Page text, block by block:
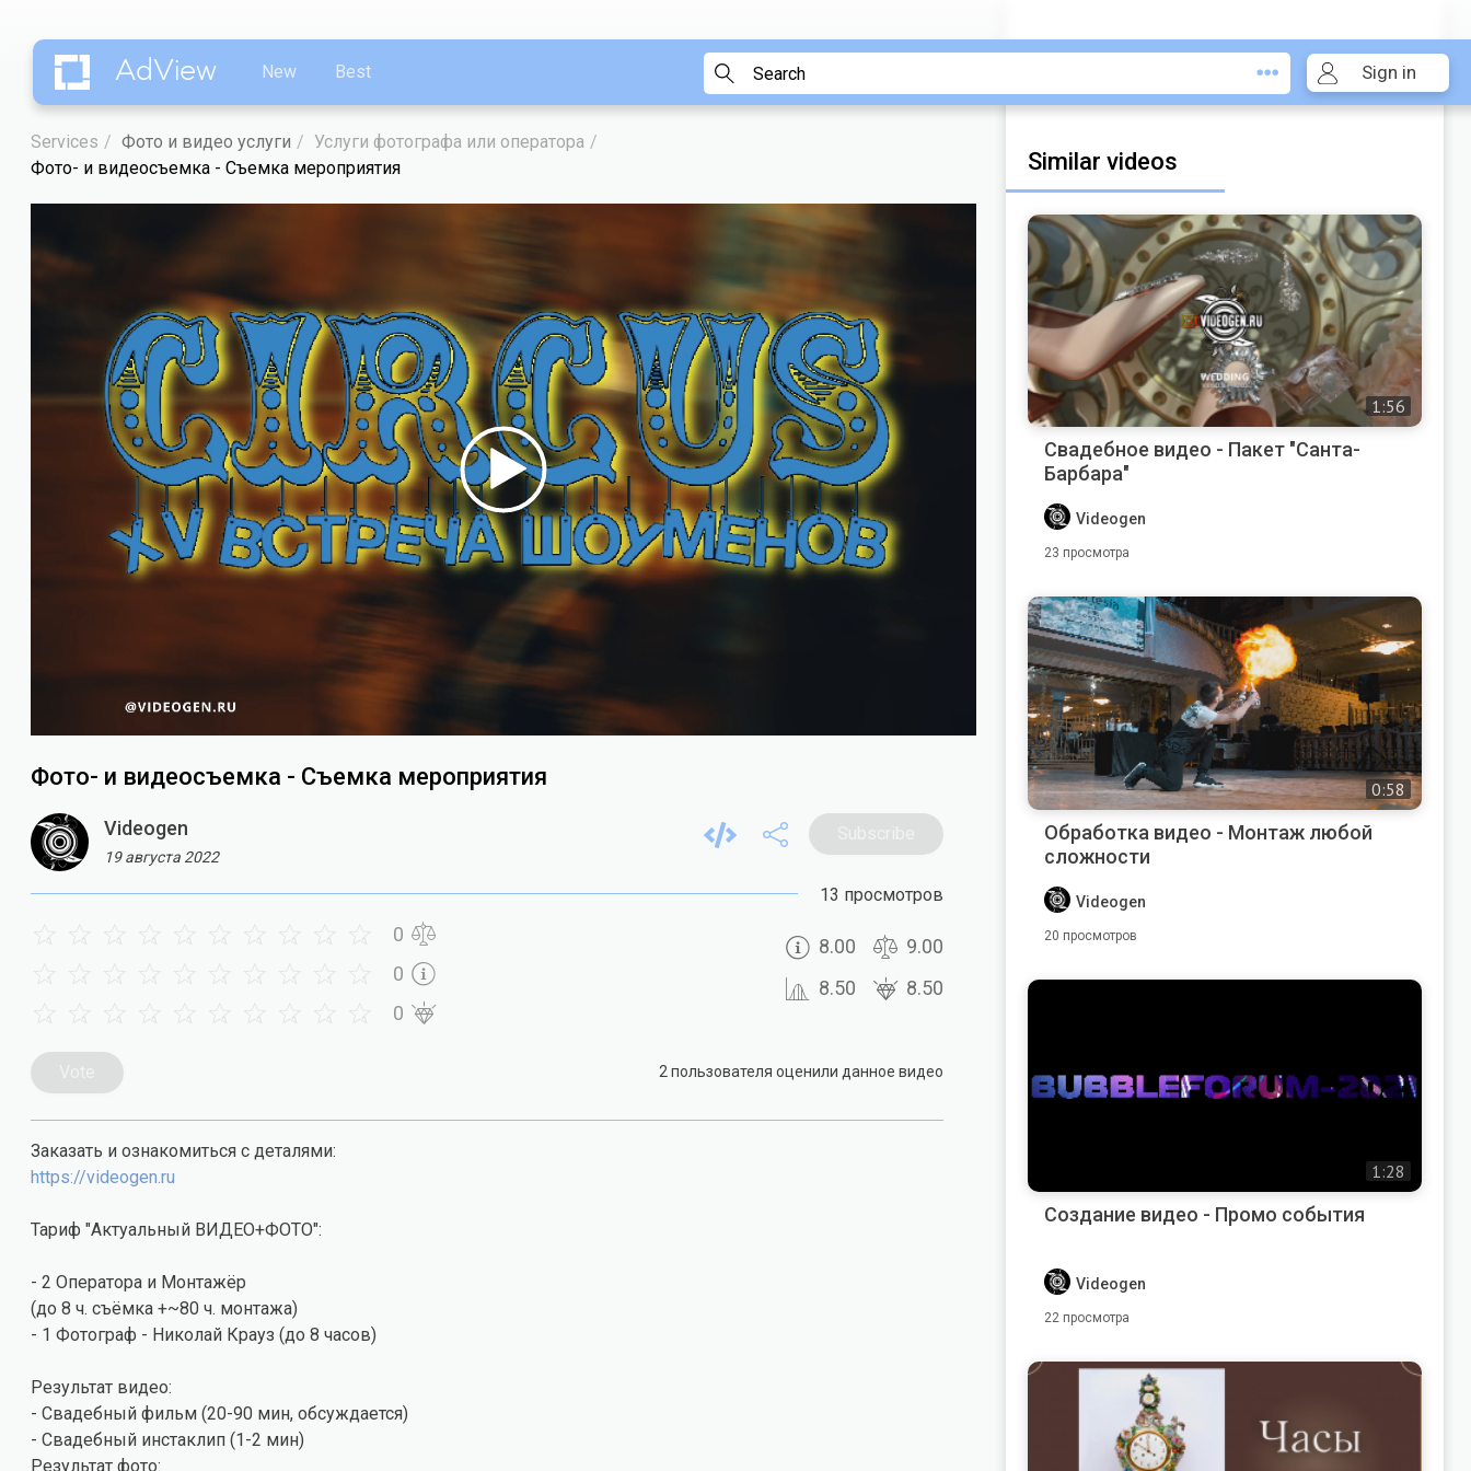
AdView New Best Sign in
Services Фото и видео услуги
Услуги фотографа или оператора
Фото- и видеосъемка - Съемка мероприятия
Фото- и видеосъемка - Съемка мероприятия
Videogen
19 августа 2022
13 просмотров
0
0
0
9.00
8.00
8.50
8.50
2 пользователя оценили данное видео
Заказать и ознакомиться с деталями:
https://videogen.ru
Тариф "Актуальный ВИДЕО+ФОТО":
- 2 Оператора и Монтажёр
(до 8 ч. съёмка +~80 ч. монтажа)
- 1 Фотограф - Николай Крауз (до 8 часов)
Результат видео:
- Свадебный фильм (20-90 мин, обсуждается)
- Свадебный инстаклип (1-2 мин)
Результат фото:
Similar videos
1:56
Свадебное видео - Пакет "Санта-
Барбара"
Videogen
23 просмотра
0:58
Обработка видео - Монтаж любой
сложности
Videogen
20 просмотров
1:28
Создание видео - Промо события
Videogen
22 просмотра